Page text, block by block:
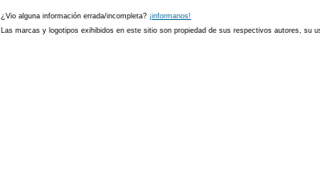
¿Vio alguna información errada/incompleta? ¡informanos!
Las marcas y logotipos exihibidos en este sitio son propiedad de sus respectivos autores, su